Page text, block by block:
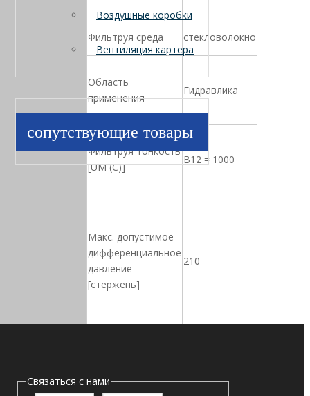
Фильтруя среда стекловолокно
Область
применения
Гидравлика
Фильтруя тонкость
[UM (C)]
B12 = 1000
Макс. допустимое
дифференциальное
давление
[стержень]
210
температура
-25 ℃ до+120
Воздушные коробки
Вентиляция картера
сопутствующие товары
Связаться с нами